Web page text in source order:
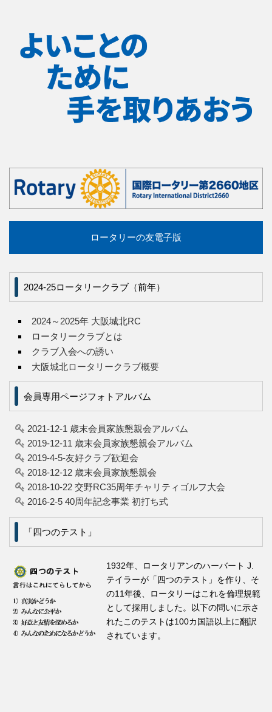
ロータリーの友電子版
2024-25ロータリークラブ（前年）
2024～2025年 大阪城北RC
ロータリークラブとは
クラブ入会への誘い
大阪城北ロータリークラブ概要
会員専用ページフォトアルバム
2021-12-1 歳末会員家族懇親会アルバム
2019-12-11 歳末会員家族懇親会アルバム
2019-4-5-友好クラブ歓迎会
2018-12-12 歳末会員家族懇親会
2018-10-22 交野RC35周年チャリティゴルフ大会
2016-2-5 40周年記念事業 初打ち式
「四つのテスト」
1932年、ロータリアンのハーバート J.
テイラーが「四つのテスト」を作り、そ
の11年後、ロータリーはこれを倫理規範
として採用しました。以下の問いに示さ
れたこのテストは100カ国語以上に翻訳
されています。